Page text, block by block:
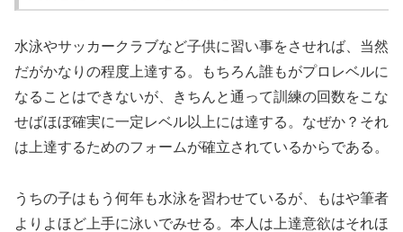
水泳やサッカークラブなど子供に習い事をさせれば、当然
だがかなりの程度上達する。もちろん誰もがプロレベルに
なることはできないが、きちんと通って訓練の回数をこな
せばほぼ確実に一定レベル以上には達する。なぜか？それ
は上達するためのフォームが確立されているからである。
うちの子はもう何年も水泳を習わせているが、もはや筆者
よりよほど上手に泳いでみせる。本人は上達意欲はそれほ